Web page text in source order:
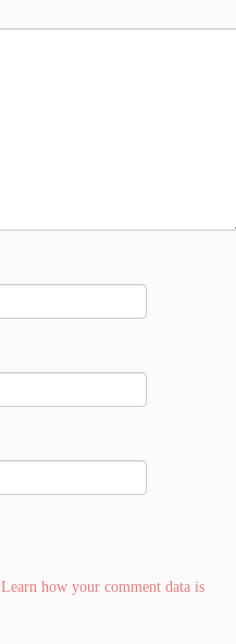
Learn how your comment data is